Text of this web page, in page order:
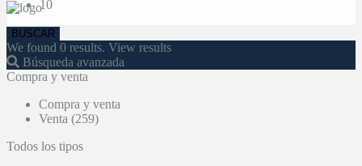
10
We found 0 results. View results
Búsqueda avanzada
Compra y venta
Compra y venta
Venta (259)
Todos los tipos